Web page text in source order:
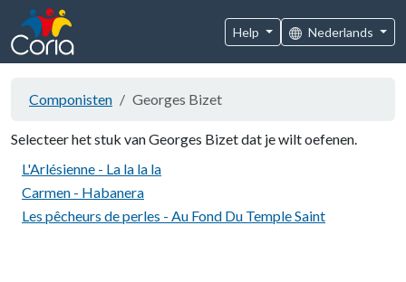
Help Nederlands
Componisten Georges Bizet
Selecteer het stuk van Georges Bizet dat je wilt oefenen.
L'Arlésienne - La la la la
Carmen - Habanera
Les pêcheurs de perles - Au Fond Du Temple Saint